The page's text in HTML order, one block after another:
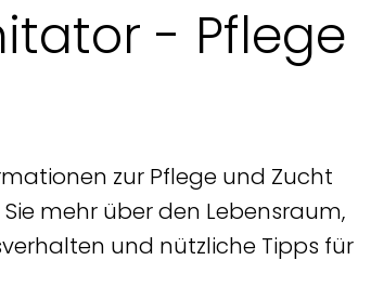
- Pflege
zur Pflege und Zucht
mehr über den Lebensraum,
und nützliche Tipps für